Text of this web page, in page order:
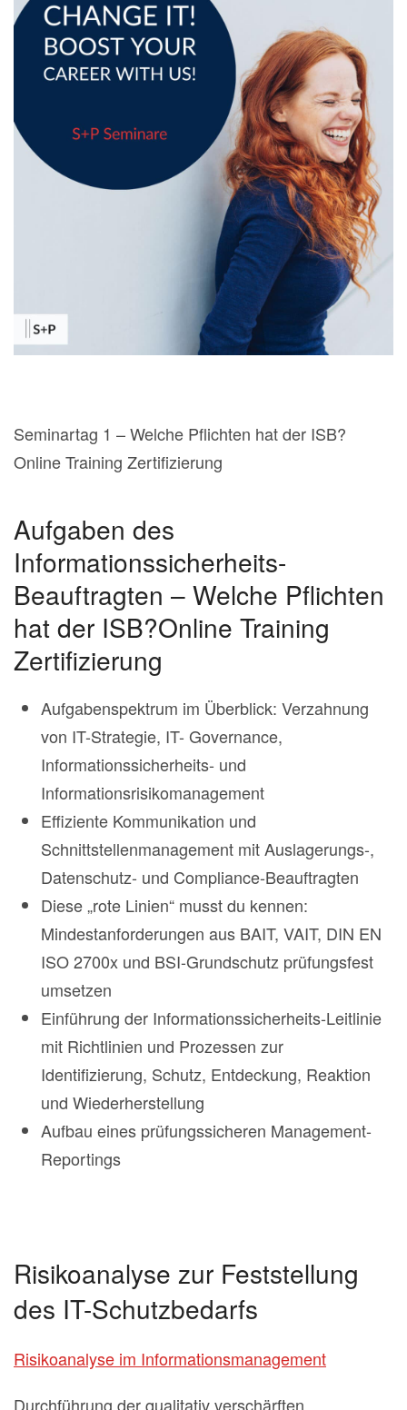
Seminartag 1 – Welche Pflichten hat der ISB?
Online Training Zertifizierung
Aufgaben des
Informationssicherheits-
Beauftragten – Welche Pflichten
hat der ISB?Online Training
Zertifizierung
Aufgabenspektrum im Überblick: Verzahnung
von IT-Strategie, IT- Governance,
Informationssicherheits- und
Informationsrisikomanagement
Effiziente Kommunikation und
Schnittstellenmanagement mit Auslagerungs-,
Datenschutz- und Compliance-Beauftragten
Diese „rote Linien“ musst du kennen:
Mindestanforderungen aus BAIT, VAIT, DIN EN
ISO 2700x und BSI-Grundschutz prüfungsfest
umsetzen
Einführung der Informationssicherheits-Leitlinie
mit Richtlinien und Prozessen zur
Identifizierung, Schutz, Entdeckung, Reaktion
und Wiederherstellung
Aufbau eines prüfungssicheren Management-
Reportings
Risikoanalyse zur Feststellung
des IT-Schutzbedarfs
Risikoanalyse im Informationsmanagement
Durchführung der qualitativ verschärften